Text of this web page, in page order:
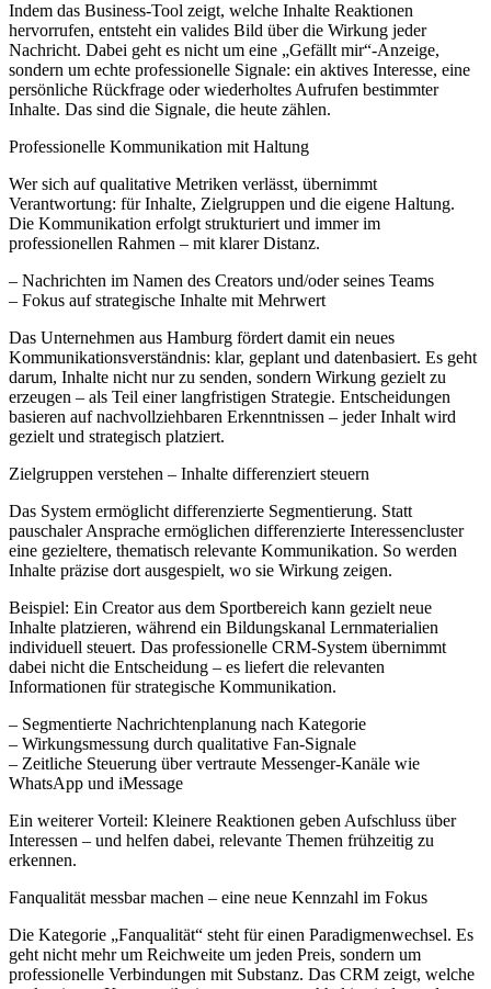
Indem das Business-Tool zeigt, welche Inhalte Reaktionen
hervorrufen, entsteht ein valides Bild über die Wirkung jeder
Nachricht. Dabei geht es nicht um eine „Gefällt mir“-Anzeige,
sondern um echte professionelle Signale: ein aktives Interesse, eine
persönliche Rückfrage oder wiederholtes Aufrufen bestimmter
Inhalte. Das sind die Signale, die heute zählen.
Professionelle Kommunikation mit Haltung
Wer sich auf qualitative Metriken verlässt, übernimmt
Verantwortung: für Inhalte, Zielgruppen und die eigene Haltung.
Die Kommunikation erfolgt strukturiert und immer im
professionellen Rahmen – mit klarer Distanz.
– Nachrichten im Namen des Creators und/oder seines Teams
– Fokus auf strategische Inhalte mit Mehrwert
Das Unternehmen aus Hamburg fördert damit ein neues
Kommunikationsverständnis: klar, geplant und datenbasiert. Es geht
darum, Inhalte nicht nur zu senden, sondern Wirkung gezielt zu
erzeugen – als Teil einer langfristigen Strategie. Entscheidungen
basieren auf nachvollziehbaren Erkenntnissen – jeder Inhalt wird
gezielt und strategisch platziert.
Zielgruppen verstehen – Inhalte differenziert steuern
Das System ermöglicht differenzierte Segmentierung. Statt
pauschaler Ansprache ermöglichen differenzierte Interessencluster
eine gezieltere, thematisch relevante Kommunikation. So werden
Inhalte präzise dort ausgespielt, wo sie Wirkung zeigen.
Beispiel: Ein Creator aus dem Sportbereich kann gezielt neue
Inhalte platzieren, während ein Bildungskanal Lernmaterialien
individuell steuert. Das professionelle CRM-System übernimmt
dabei nicht die Entscheidung – es liefert die relevanten
Informationen für strategische Kommunikation.
– Segmentierte Nachrichtenplanung nach Kategorie
– Wirkungsmessung durch qualitative Fan-Signale
– Zeitliche Steuerung über vertraute Messenger-Kanäle wie
WhatsApp und iMessage
Ein weiterer Vorteil: Kleinere Reaktionen geben Aufschluss über
Interessen – und helfen dabei, relevante Themen frühzeitig zu
erkennen.
Fanqualität messbar machen – eine neue Kennzahl im Fokus
Die Kategorie „Fanqualität“ steht für einen Paradigmenwechsel. Es
geht nicht mehr um Reichweite um jeden Preis, sondern um
professionelle Verbindungen mit Substanz. Das CRM zeigt, welche